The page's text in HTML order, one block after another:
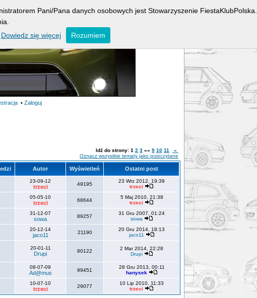
• Zaloguj
Idź do strony: 1 2 3 «» 9 10 11
»
Oznacz wszystkie tematy jako przeczytane
Autor Wyświetleń Ostatni post
23-09-12
trzeci 49195
23 Wrz 2012, 19:39
trzeci
05-05-10
trzeci 68644
5 Maj 2010, 21:38
trzeci
31-12-07
sowa 89257
31 Gru 2007, 01:24
sowa
20-12-14
jaco11 21190
20 Gru 2014, 18:13
jaco11
20-01-11
Drupi 80122
2 Mar 2014, 22:28
Drupi
08-07-09
Ad@mus 99451
28 Gru 2013, 00:11
hanysek
10-07-10
trzeci 29077
10 Lip 2010, 11:33
trzeci
Pani/Pana danych osobowych jest Stowarzyszenie FiestaKlubPolska.
Dowiedz się więcej Rozumiem